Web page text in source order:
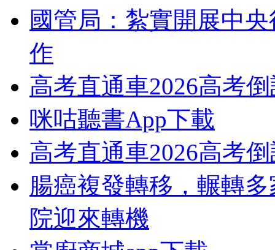
國管局：紮實開展中
作
高考直通車2026高考
咪咕聽書App下載
高考直通車2026高考
腸癌複發轉移，輾轉
院迎來轉機